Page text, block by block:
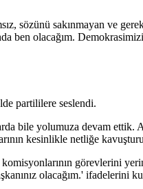
sözünü sakınmayan ve
ben olacağım.
partililere seslendi.
bile yolumuza devam ettik.
kesinlikle netliğe
komisyonlarının görevlerini
olacağım.' ifadelerini